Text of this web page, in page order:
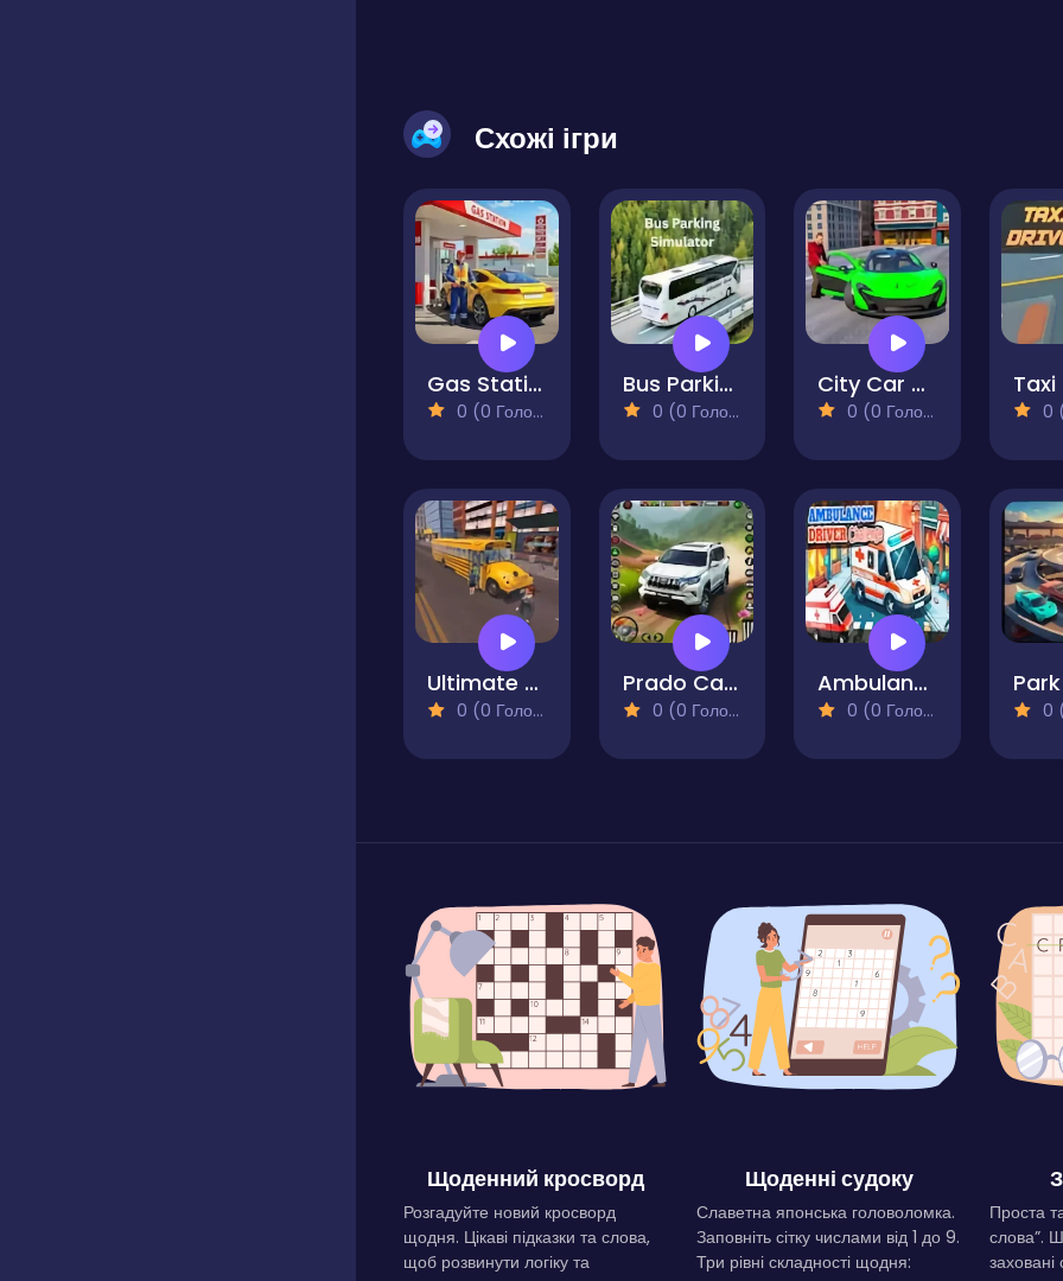
Схожі ігри
Gas Station Car Driving
0 (0 Голосів)
Bus Parking Simulator
0 (0 Голосів)
City Car Pick And Drop
0 (0 Голосів) 0
Ultimate Bus Simulator Driver Duty 3D
0 (0 Голосів)
Prado Car Driving
0 (0 Голосів)
Ambulance Driver Challenge
0 (0 Голосів) 0
Щоденний кросворд
Розгадуйте новий кросворд
щодня. Цікаві підказки та слова,
щоб розвинути логіку та
Щоденні судоку
Славетна японська головоломка.
Заповніть сітку числами від 1 до 9.
Три рівні складності щодня:
Проста
слова”.
заховані